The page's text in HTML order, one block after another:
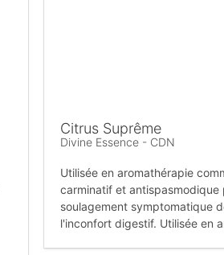
Citrus Suprême
Divine Essence - CDN
Utilisée en aromathérapie
carminatif et antispasmodique
soulagement symptomatique
l'inconfort digestif. Utilisée en